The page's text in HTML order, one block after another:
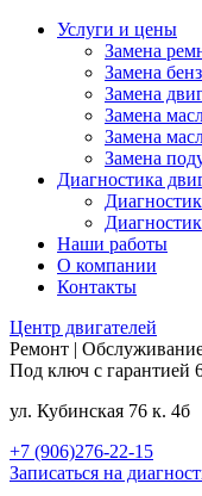
Услуги и цены
Замена
Замена
Замена
Замена
Замена
Замена
Диагностика
Наши работы
О компании
Контакты
Центр двигателей
Ремонт |
Под ключ с гарантией
ул. Кубинская 76 к. 4б
+7 (906)276-22-15
Записаться на